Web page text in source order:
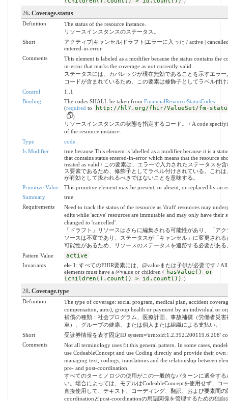
26. Coverage.status
Definition
The status of the resource instance.
リソースインスタンスのステータス。
Short
アクティブ|キャンセル|ドラフト|エラーに入った / active |
entered-in-error
Comments
This element is labeled as a modifier because the status contains the
in-error that marks the coverage as not currently valid.
ステータスには、カバレッジが現在無効であることを示すエラー
コードが含まれているため、この要素は修飾子としてラベル付け
Control
1..1
Binding
The codes SHALL be taken from FinancialResourceStatusCodes
(required to http://hl7.org/fhir/ValueSet/fm-
)
リソースインスタンスの状態を指定するコード。 / A code
of the resource instance.
Type
code
Is Modifier
true because This element is labelled as a modifier because it is a
that contains status entered-in-error which means that the resource
treated as valid / この要素は、エラーで入力されたステータスを
ス要素であるため、修飾子としてラベル付けされている。これは
が有効として扱われるべきではないことを意味する。
Primitive Value
This primitive element may be present, or absent, or replaced by an
Summary
true
Requirements
Need to track the status of the resource as 'draft' resources may
edits while 'active' resources are immutable and may only have their
changed to 'cancelled'.
「ドラフト」リソースはさらに編集される可能性があり、「ア
ソースは不変であり、ステータスが「キャンセル」に変更される
可能性があるため、リソースのステータスを追跡する必要がある
Pattern Value
active
Invariants ele-1 : すべてのFHIR要素には、@valueまたは子供が必要です /
elements must have a @value or children ( hasValue() or
(children().count() > id.count()) )
28. Coverage.type
Definition
The type of coverage: social program, medical plan, accident
compensation, auto), group health or payment by an individual or
補償の種類：社会プログラム、医療計画、事故補償（労働者災害
車）、グループの健康、または個人または組織による支払い。
Short
受診券情報を表す固定ID system='urn:oid:1.2.392.200119.6.208'
Comments
Not all terminology uses fit this general pattern. In some cases,
use CodeableConcept and use Coding directly and provide their own
managing text, codings, translations and the relationship between
pre- and post-coordination.
すべてのターミノロジの使用がこの一般的なパターンに適合する
い。場合によっては、モデルはCodeableConceptを使用せず、コ
直接使用して、テキスト、コーディング、翻訳、および要素間の
coordinationとpost-coordinationの用語関係を管理するための独自